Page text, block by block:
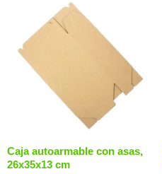
Caja autoarmable con asas,
26x35x13 cm